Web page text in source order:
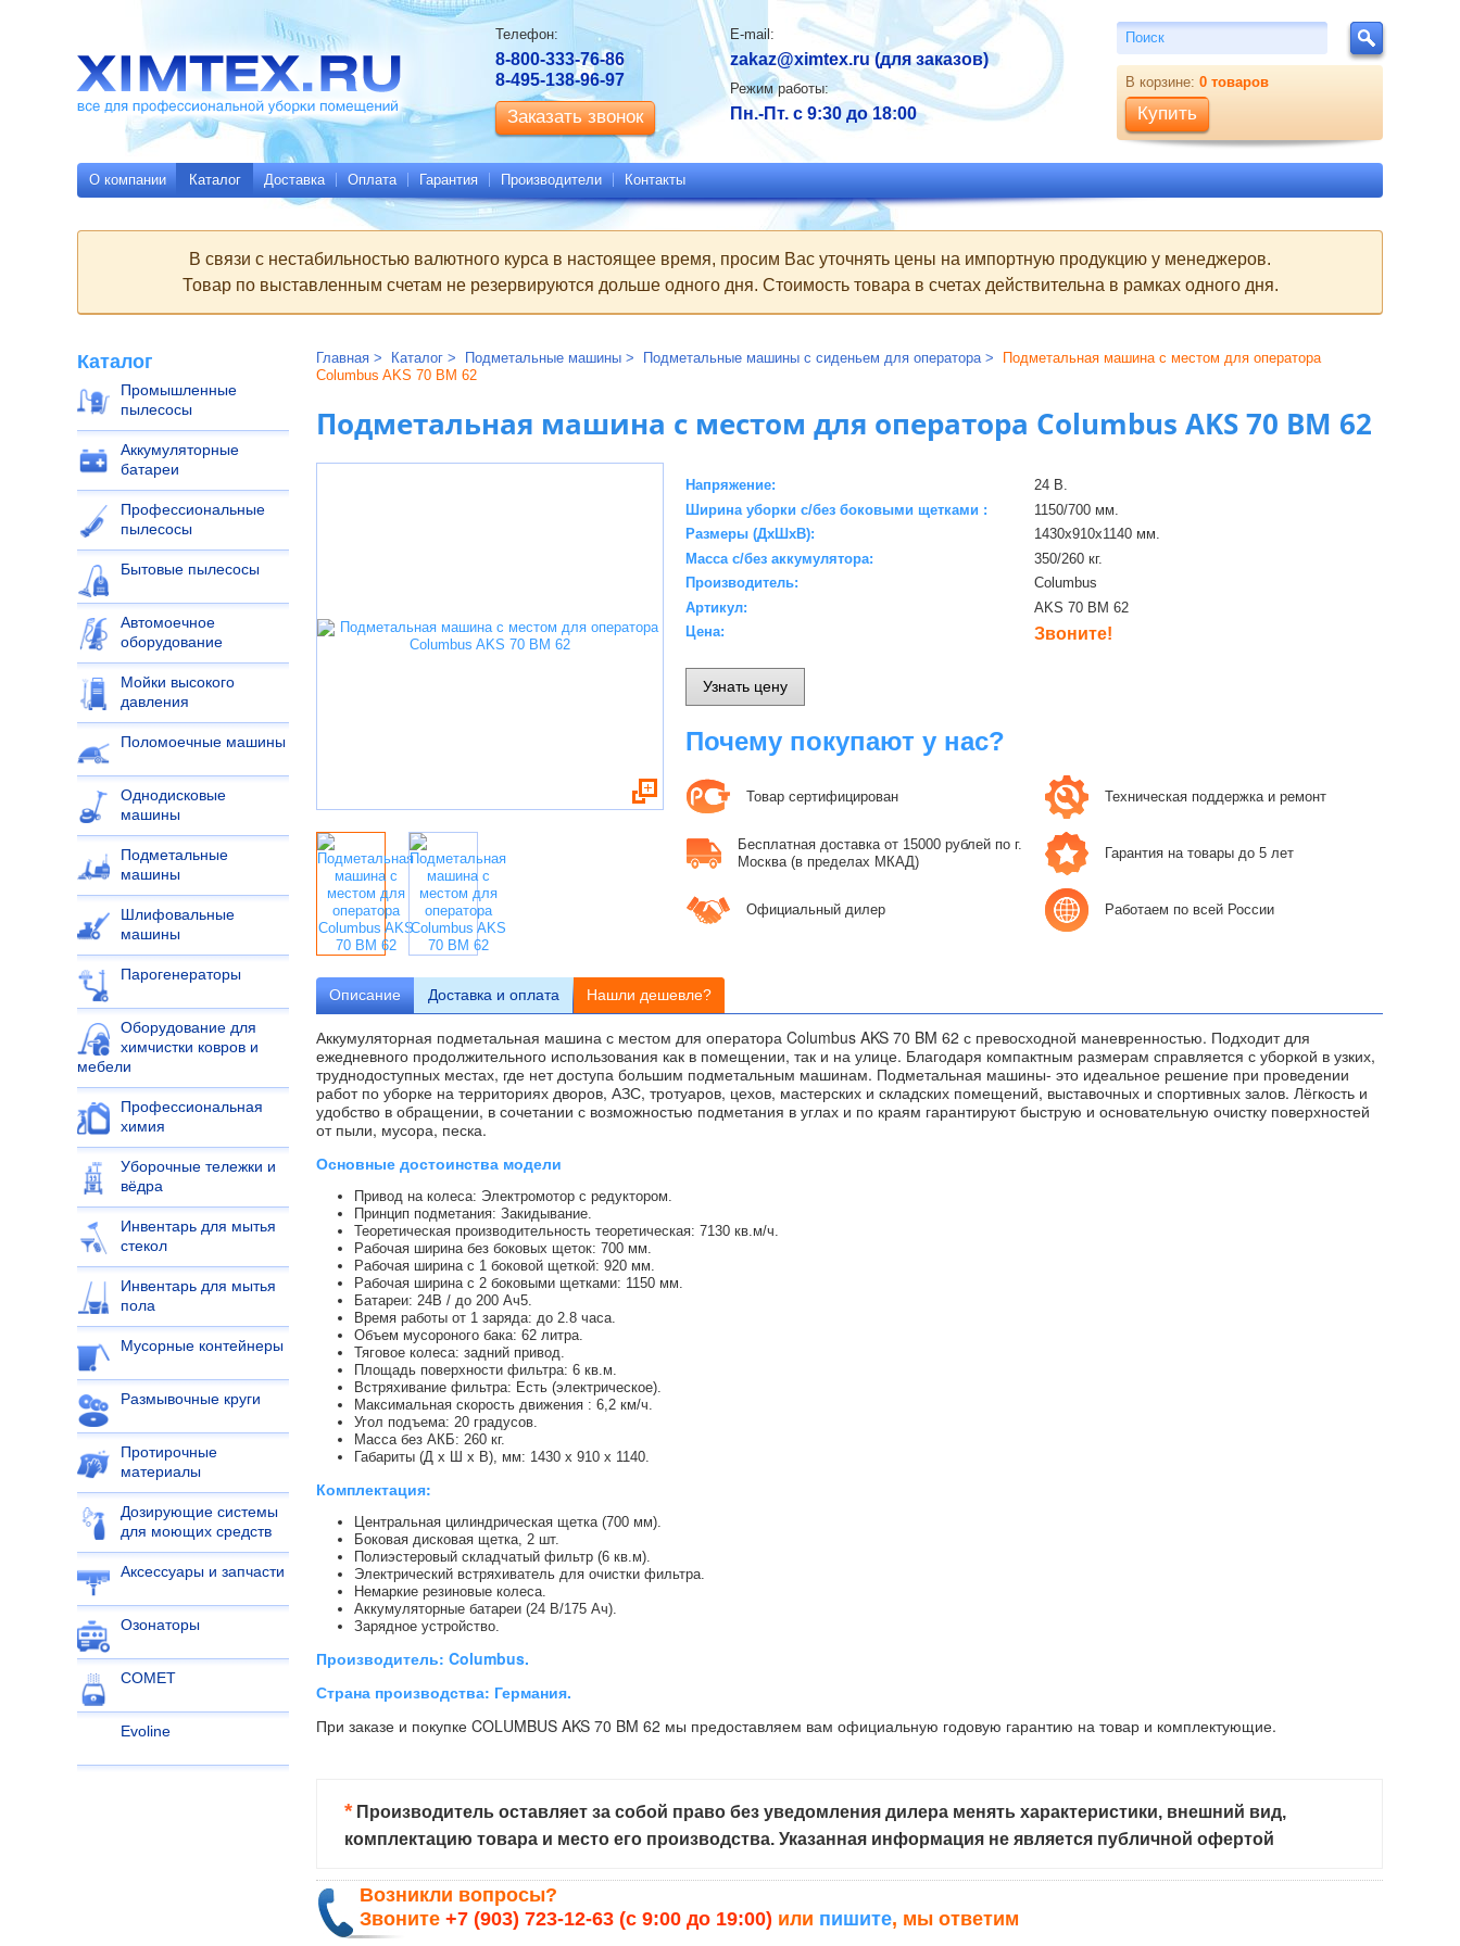
Ximtex.ru
уборки
помещений
О компании Каталог Доставка Оплата Гарантия Производители Контакты
Поиск
В связи с нестабильностью валютного курса в настоящее время, просим Вас уточнять цены на импортную продукцию у менеджеров.
Товар по выставленным счетам не резервируются дольше одного дня. Стоимость товара в счетах действительна в рамках одного дня.
Каталог
Промышленные
пылесосы
Аккумуляторные
батареи
Профессиональные
пылесосы
Бытовые пылесосы
Автомоечное
оборудование
Мойки высокого
давления
Поломоечные машины
Однодисковые
машины
Подметальные
машины
Шлифовальные
машины
Парогенераторы
Оборудование для
химчистки ковров и
мебели
Профессиональная
химия
Уборочные тележки и
вёдра
Инвентарь для мытья
стекол
Инвентарь для мытья
пола
Мусорные контейнеры
Размывочные круги
Протирочные
материалы
Дозирующие системы
для моющих средств
Аксессуары и запчасти
Озонаторы
COMET
Evoline
Главная Каталог Подметальные машины Подметальные машины с сиденьем для оператора
Подметальная машина с местом для оператора
Columbus AKS 70 BM 62
Подметальная машина с местом для оператора Columbus AKS 70 BM 62
Напряжение:
24 В.
Ширина уборки с/без боковыми щетками :
1150/700 мм.
Размеры (ДхШхВ):
1430х910х1140 мм.
Масса с/без аккумулятора:
350/260 кг.
Производитель:
Columbus
Артикул:
AKS 70 BM 62
Цена:
Звоните!
Узнать цену
Почему покупают у нас?
Товар сертифицирован Техническая поддержка и ремонт
Бесплатная доставка от 15000 рублей по г.
Москва (в пределах МКАД)
Гарантия на товары до 5 лет
Официальный дилер Работаем по всей России
Описание Доставка и оплата Нашли дешевле?
Аккумуляторная подметальная машина с местом для оператора Columbus AKS 70 BM 62 с превосходной маневренностью. Подходит для
ежедневного продолжительного использования как в помещении, так и на улице. Благодаря компактным размерам справляется с уборкой в узких,
труднодоступных местах, где нет доступа большим подметальным машинам. Подметальная машины- это идеальное решение при проведении
работ по уборке на территориях дворов, АЗС, тротуаров, цехов, мастерских и складских помещений, выставочных и спортивных залов. Лёгкость и
удобство в обращении, в сочетании с возможностью подметания в углах и по краям гарантируют быструю и основательную очистку поверхностей
от пыли, мусора, песка.
Основные достоинства модели
Привод на колеса: Электромотор с редуктором.
Принцип подметания: Закидывание.
Теоретическая производительность теоретическая: 7130 кв.м/ч.
Рабочая ширина без боковых щеток: 700 мм.
Рабочая ширина с 1 боковой щеткой: 920 мм.
Рабочая ширина с 2 боковыми щетками: 1150 мм.
Батареи: 24В / до 200 Ач5.
Время работы от 1 заряда: до 2.8 часа.
Объем мусороного бака: 62 литра.
Тяговое колеса: задний привод.
Площадь поверхности фильтра: 6 кв.м.
Встряхивание фильтра: Есть (электрическое).
Максимальная скорость движения : 6,2 км/ч.
Угол подъема: 20 градусов.
Масса без АКБ: 260 кг.
Габариты (Д x Ш x В), мм: 1430 x 910 x 1140.
Комплектация:
Центральная цилиндрическая щетка (700 мм).
Боковая дисковая щетка, 2 шт.
Полиэстеровый складчатый фильтр (6 кв.м).
Электрический встряхиватель для очистки фильтра.
Немаркие резиновые колеса.
Аккумуляторные батареи (24 В/175 Ач).
Зарядное устройство.
Производитель: Columbus.
Страна производства: Германия.
При заказе и покупке COLUMBUS AKS 70 BM 62 мы предоставляем вам официальную годовую гарантию на товар и комплектующие.
*Производитель оставляет за собой право без уведомления дилера менять характеристики, внешний вид,
комплектацию товара и место его производства. Указанная информация не является публичной офертой
Возникли вопросы?
Звоните+7 (903) 723-12-63 (с 9:00 до 19:00) или пишите, мы ответим
Контактная
информация
Телефон:
8-800-333-76-86
8-495-138-96-97
Заказать звонок
E-mail:
zakaz@ximtex.ru(для заказов)
Режим работы:
Пн.-Пт. с 9:30 до 18:00
Поиск
В корзине: 0товаров
Купить